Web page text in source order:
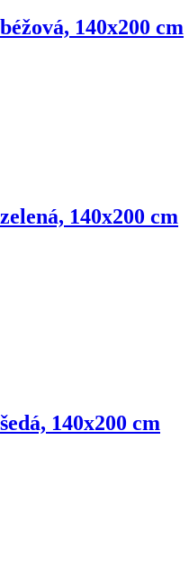
140x200 cm
140x200 cm
140x200 cm